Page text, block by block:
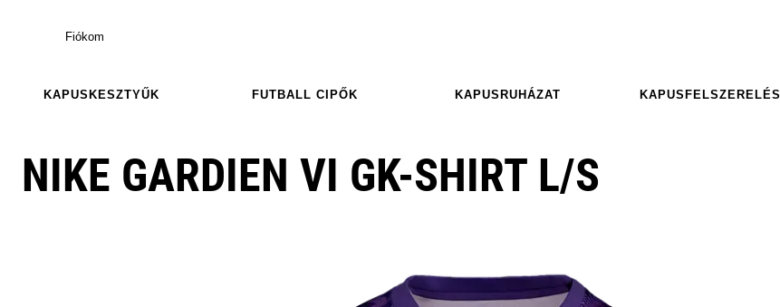
Fiókom
KAPUSKESZTYŰK FUTBALL CIPŐK KAPUSRUHÁZAT KAPUSFELSZERELÉS
NIKE GARDIEN VI GK-SHIRT L/S